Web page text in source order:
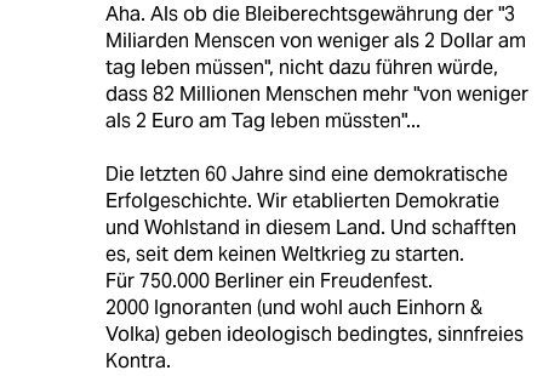
Aha. Als ob die Bleiberechtsgewährung der "3
Miliarden Menscen von weniger als 2 Dollar am
tag leben müssen", nicht dazu führen würde,
dass 82 Millionen Menschen mehr "von weniger
als 2 Euro am Tag leben müssten"...
Die letzten 60 Jahre sind eine demokratische
Erfolgeschichte. Wir etablierten Demokratie
und Wohlstand in diesem Land. Und schafften
es, seit dem keinen Weltkrieg zu starten.
Für 750.000 Berliner ein Freudenfest.
2000 Ignoranten (und wohl auch Einhorn &
Volka) geben ideologisch bedingtes, sinnfreies
Kontra.